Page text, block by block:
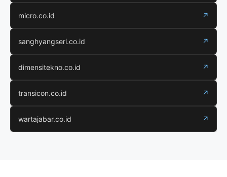
micro.co.id ↗
sanghyangseri.co.id ↗
dimensitekno.co.id ↗
transicon.co.id ↗
wartajabar.co.id ↗